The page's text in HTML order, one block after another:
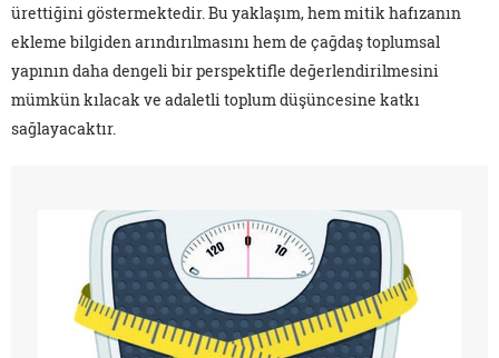
ürettiğini göstermektedir. Bu yaklaşım, hem mitik hafızanın
ekleme bilgiden arındırılmasını hem de çağdaş toplumsal
yapının daha dengeli bir perspektifle değerlendirilmesini
mümkün kılacak ve adaletli toplum düşüncesine katkı
sağlayacaktır.